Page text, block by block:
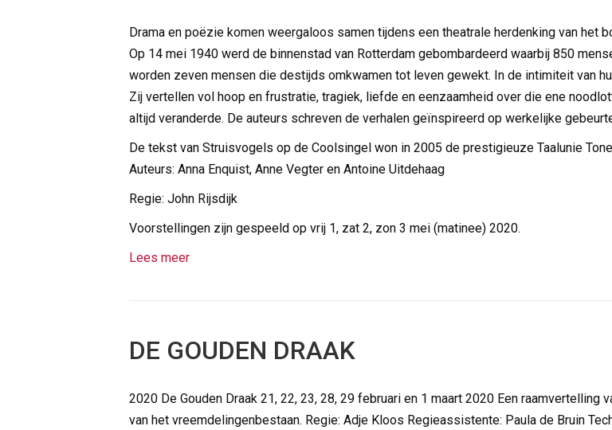
Drama en poëzie komen weergaloos samen tijdens een theatrale herdenking van het
Op 14 mei 1940 werd de binnenstad van Rotterdam gebombardeerd waarbij 850
worden zeven mensen die destijds omkwamen tot leven gewekt. In de intimiteit van
Zij vertellen vol hoop en frustratie, tragiek, liefde en eenzaamheid over die ene
altijd veranderde. De auteurs schreven de verhalen geïnspireerd op werkelijke
De tekst van Struisvogels op de Coolsingel won in 2005 de prestigieuze Taalunie
Auteurs: Anna Enquist, Anne Vegter en Antoine Uitdehaag
Regie: John Rijsdijk
Voorstellingen zijn gespeeld op vrij 1, zat 2, zon 3 mei (matinee) 2020.
Lees meer
DE GOUDEN DRAAK
2020 De Gouden Draak 21, 22, 23, 28, 29 februari en 1 maart 2020 Een
van het vreemdelingenbestaan. Regie: Adje Kloos Regieassistente: Paula de Bruin